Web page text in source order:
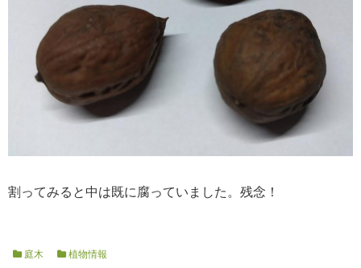
割ってみると中は既に腐っていました。残念！
庭木 植物情報